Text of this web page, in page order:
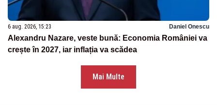
6 aug. 2026, 15:23 Daniel Onescu
Alexandru Nazare, veste bună: Economia României va
crește în 2027, iar inflația va scădea
Mai Multe